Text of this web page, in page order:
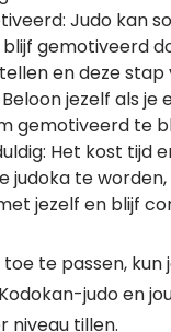
Judo kan
blijf gemotiveerd
en deze
jezelf als je
gemotiveerd te
Het kost tijd
judoka te worden,
jezelf en blijf
te passen, kun
judo en
niveau tillen.